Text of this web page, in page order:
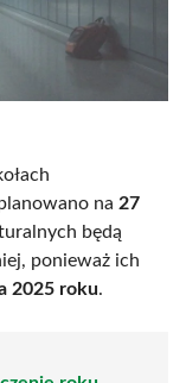
na 27
będą
ponieważ ich
2025 roku.